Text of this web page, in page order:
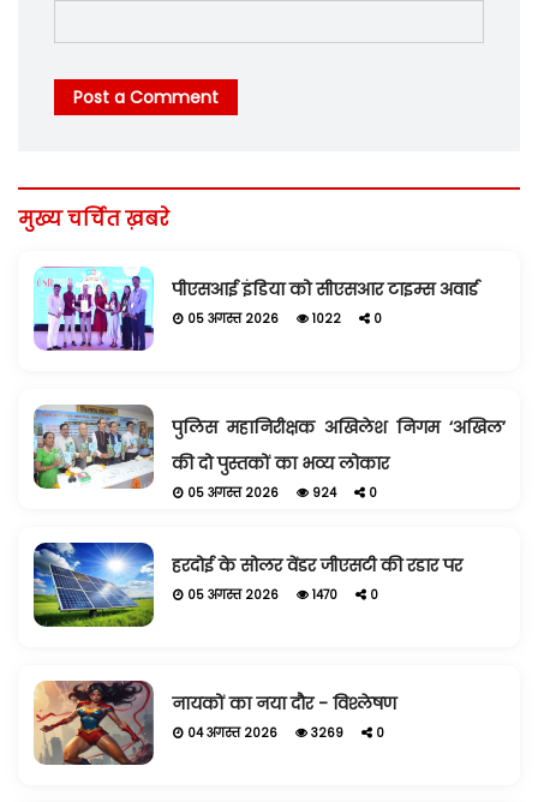
Post a Comment
मुख्य चर्चित ख़बरे
पीएसआई इंडिया को सीएसआर टाइम्स अवार्ड
05 अगस्त 2026 1022 0
पुलिस महानिरीक्षक अखिलेश निगम ‘अखिल’
की दो पुस्तकों का भव्य लोकार
05 अगस्त 2026 924 0
हरदोई के सोलर वेंडर जीएसटी की रडार पर
05 अगस्त 2026 1470 0
नायकों का नया दौर - विश्लेषण
04 अगस्त 2026 3269 0